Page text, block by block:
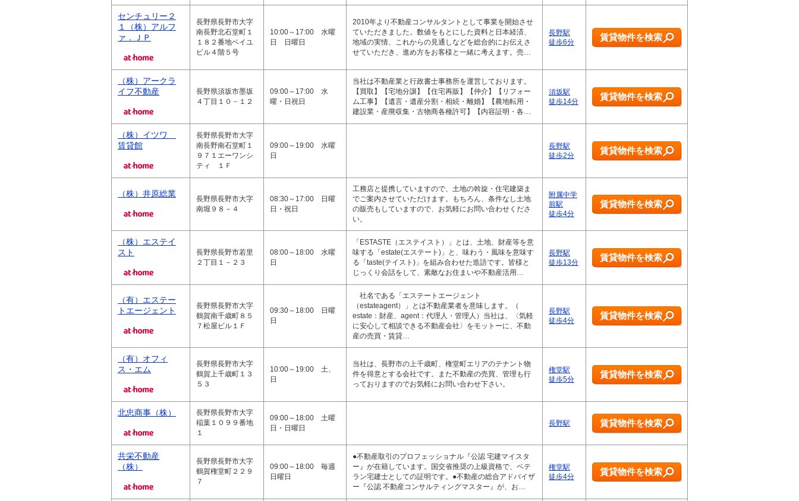
センチュリー２
１（株）アルフ
ァ．ＪＰ
長野県長野市大字
南長野北石堂町１
１８２番地ベイユ
ビル４階５号
10:00～17:00 水曜
日 日曜日
2010年より不動産コンサルタントとして事業を開始させ
ていただきました。数値をもとにした資料と日本経済、
地域の実情、これからの見通しなどを総合的にお伝えさ
せていただき、進め方をお客様と一緒に考えます。売…
長野駅
徒歩6分
賃貸物件を検索
（株）アークラ
イフ不動産
長野県須坂市墨坂
４丁目１０－１２
09:00～17:00 水
曜・日祝日
当社は不動産業と行政書士事務所を運営しております。
【買取】【宅地分譲】【住宅再販】【仲介】【リフォー
ム工事】【遺言・遺産分割・相続・離婚】【農地転用・
建設業・産廃収集・古物商各種許可】【内容証明・各…
須坂駅
徒歩14分
賃貸物件を検索
（株）イツワ
賃貸館
長野県長野市大字
南長野南石堂町１
９７１エーワンシ
ティ １Ｆ
09:00～19:00 水曜
日
長野駅
徒歩2分
賃貸物件を検索
（株）井原総業
長野県長野市大字
南堀９８－４
08:30～17:00 日曜
日・祝日
工務店と提携していますので、土地の斡旋・住宅建築ま
でご案内させていただけます。もちろん、条件なし土地
の販売もしていますので、お気軽にお問い合わせくださ
い。
附属中学
前駅
徒歩4分
賃貸物件を検索
（株）エステイ
スト
長野県長野市若里
２丁目１－２３
08:00～18:00 水曜
日
「ESTASTE（エステイスト）」とは、土地、財産等を意
味する「estate(エステート)」と、味わう・風味を意味す
る「taste(テイスト)」を組み合わせた造語です。皆様と
じっくり会話をして、素敵なお住まいや不動産活用…
長野駅
徒歩13分
賃貸物件を検索
（有）エステー
トエージェント
長野県長野市大字
鶴賀南千歳町８５
７松屋ビル１Ｆ
09:30～18:00 日曜
日
社名である「エステートエージェント
（estateagent）」とは不動産業者を意味します。（
estate：財産、agent：代理人・管理人）当社は、〈気軽
に安心して相談できる不動産会社〉をモットーに、不動
産の売買・賃貸…
長野駅
徒歩4分
賃貸物件を検索
（有）オフィ
ス・エム
長野県長野市大字
鶴賀上千歳町１３
５３
10:00～19:00 土、
日
当社は、長野市の上千歳町、権堂町エリアのテナント物
件を得意とする会社です。また不動産の売買、管理も行
っておりますのでお気軽にお問い合わせ下さい。
権堂駅
徒歩5分
賃貸物件を検索
北忠商事（株）
長野県長野市大字
稲葉１０９９番地
１
09:00～18:00 土曜
日・日曜日
長野駅 賃貸物件を検索
共栄不動産
（株）
長野県長野市大字
鶴賀権堂町２２９
７
09:00～18:00 毎週
日曜日
●不動産取引のプロフェッショナル『公認 宅建マイスタ
ー』が在籍しています。国交省推奨の上級資格で、ベテ
ラン宅建士としての証明です。●不動産の総合アドバイザ
ー『公認 不動産コンサルティングマスター』が、お…
権堂駅
徒歩4分
賃貸物件を検索